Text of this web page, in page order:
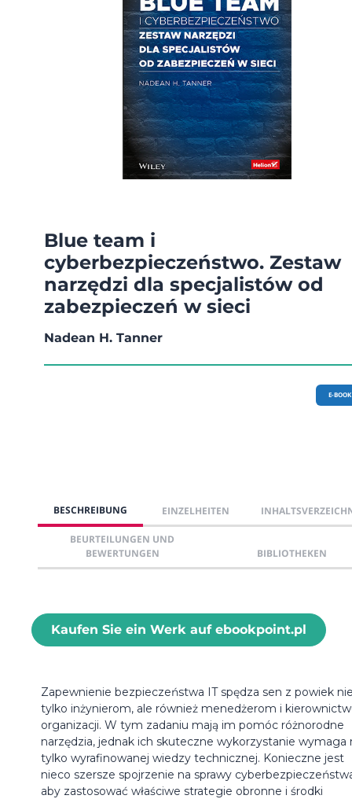
Blue team i
cyberbezpieczeństwo. Zestaw
narzędzi dla specjalistów od
zabezpieczeń w sieci
Nadean H. Tanner
E-BOOK
BESCHREIBUNG EINZELHEITEN
BEURTEILUNGEN UND
BEWERTUNGEN
BIBLIOTHEKEN
Kaufen Sie ein Werk auf ebookpoint.pl
Zapewnienie bezpieczeństwa IT spędza sen z powiek
tylko inżynierom, ale również menedżerom i
organizacji. W tym zadaniu mają im pomóc różnorodne
narzędzia, jednak ich skuteczne wykorzystanie wymaga
tylko wyrafinowanej wiedzy technicznej. Konieczne jest
nieco szersze spojrzenie na sprawy
aby zastosować właściwe strategie obronne i środki